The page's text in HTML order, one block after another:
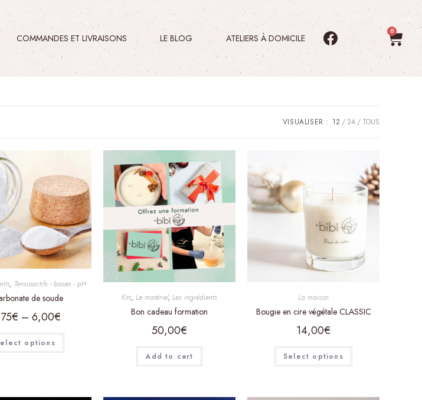
COMMANDES ET LIVRAISONS LE BLOG ATELIERS À DOMICILE
VISUALISER : 12 24 TOUS
, Tensioactifs - bases - pH
de soude
€ – 6,00€
options
Kits, Le matériel, Les ingrédients
Bon cadeau formation
50,00€
Add to cart
La maison
Bougie en cire végétale CLASSIC
14,00€
Select options